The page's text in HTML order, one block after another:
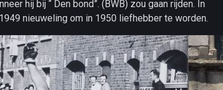
hij bij “ Den bond”. (BWB) zou gaan rijden. In
nieuweling om in 1950 liefhebber te worden.